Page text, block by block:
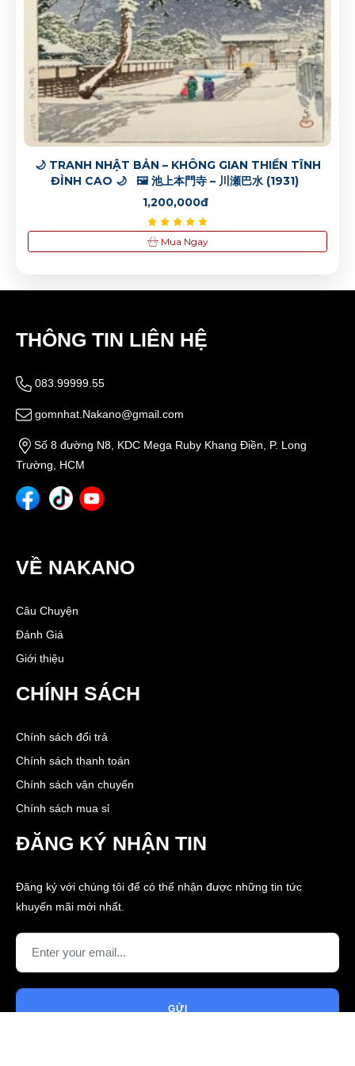
Tranh đá đồng hồ chim hoạ mi
1,200,000đ
Tranh đá đồng hồ chim hoạ mi
1,200,000đ
🌙 TRANH NHẬT BẢN – KHÔNG GIAN THIỀN TĨNH
ĐỈNH CAO 🌙 🖼️ 池上本門寺 – 川瀬巴水 (1931)
1,200,000đ
Mua Ngay
THÔNG TIN LIÊN HỆ
083.99999.55
gomnhat.Nakano@gmail.com
Số 8 đường N8, KDC Mega Ruby Khang Điền, P. Long
Trường, HCM
VỀ NAKANO
Câu Chuyện
Đánh Giá
Giới thiệu
CHÍNH SÁCH
Chính sách đổi trả
Chính sách thanh toán
Chính sách vận chuyển
Chính sách mua sỉ
ĐĂNG KÝ NHẬN TIN
Đăng ký với chúng tôi để có thể nhận được những tin tức
khuyến mãi mới nhất.
GỬI